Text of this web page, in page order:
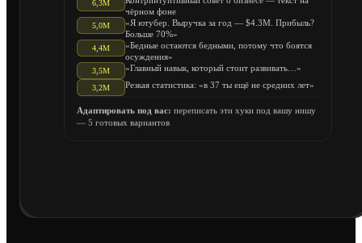
6,3M
чёрном фоне
5,0M
«Я ютубер. Выручка за год — $4.3M. Прибыль?
Больше 70%»
4,4M
«Бедные остаются бедными, потому что боятся
осуждения»
3,5M «Главный навык, который стоит развивать…»
3,2M Резкая статистика: «в 37 ты ещё не средних лет»
Адаптировать под вас: переписать эти хуки под вашу нишу
— 5 готовых вариантов